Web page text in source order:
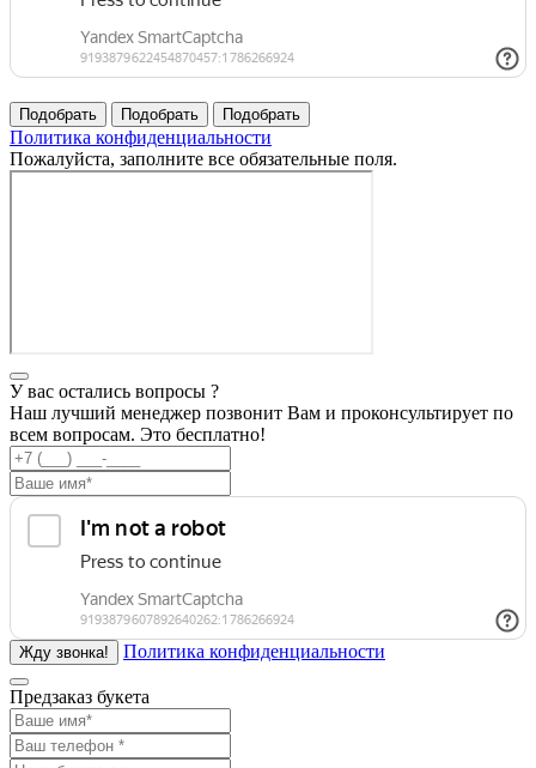
Политика конфиденциальности
Пожалуйста, заполните все обязательные поля.
У вас остались вопросы ?
Наш лучший менеджер позвонит Вам и проконсультирует по
всем вопросам. Это бесплатно!
Политика конфиденциальности
Предзаказ букета